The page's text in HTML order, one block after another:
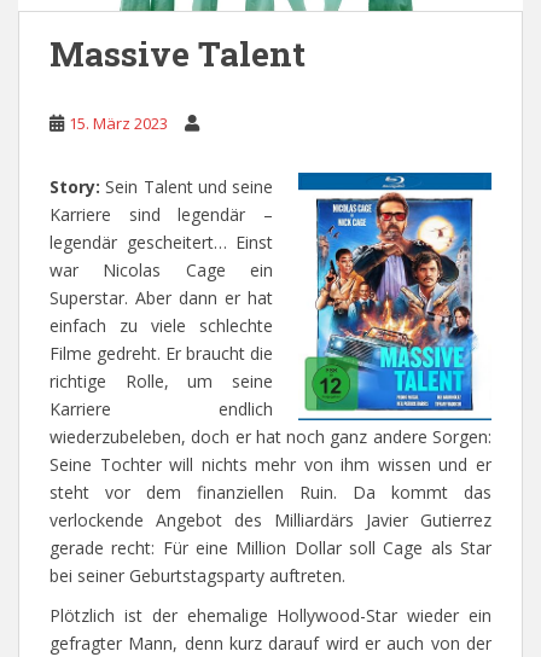
Massive Talent
15. März 2023
Story:Sein Talent und seine
Karriere sind legendär –
legendär gescheitert… Einst
war Nicolas Cage ein
Superstar. Aber dann er hat
einfach zu viele schlechte
Filme gedreht. Er braucht die
richtige Rolle, um seine
Karriere endlich
wiederzubeleben, doch er hat noch ganz andere Sorgen:
Seine Tochter will nichts mehr von ihm wissen und er
steht vor dem finanziellen Ruin. Da kommt das
verlockende Angebot des Milliardärs Javier Gutierrez
gerade recht: Für eine Million Dollar soll Cage als Star
bei seiner Geburtstagsparty auftreten.
Plötzlich ist der ehemalige Hollywood-Star wieder ein
gefragter Mann, denn kurz darauf wird er auch von der